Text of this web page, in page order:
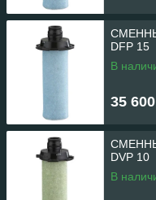
DFP 15
В
35 600
DVP 10
В